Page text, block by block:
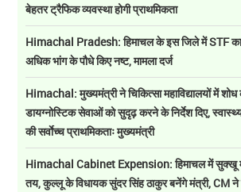
बेहतर ट्रैफिक व्यवस्था होगी प्राथमिकता
Himachal Pradesh: हिमाचल के इस जिले में STF
अधिक भांग के पौधे किए नष्ट, मामला दर्ज
Himachal: मुख्यमंत्री ने चिकित्सा महाविद्यालयों में
डायग्नोस्टिक सेवाओं को सुदृढ़ करने के निर्देश दिए,
की सर्वाेच्च प्राथमिकताः मुख्यमंत्री
Himachal Cabinet Expension: हिमाचल में सुक्खू
तय, कुल्लू के विधायक सुंदर सिंह ठाकुर बनेंगे मंत्री, CM ने